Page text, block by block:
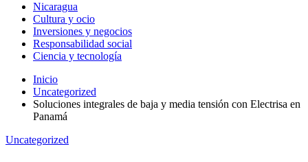
Nicaragua
Cultura y ocio
Inversiones y negocios
Responsabilidad social
Ciencia y tecnología
Inicio
Uncategorized
Soluciones integrales de baja y media tensión con Electrisa en
Panamá
Uncategorized